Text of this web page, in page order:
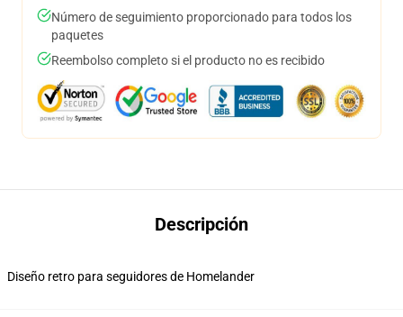
Número de seguimiento proporcionado para todos los
paquetes
Reembolso completo si el producto no es recibido
Descripción
Diseño retro para seguidores de Homelander